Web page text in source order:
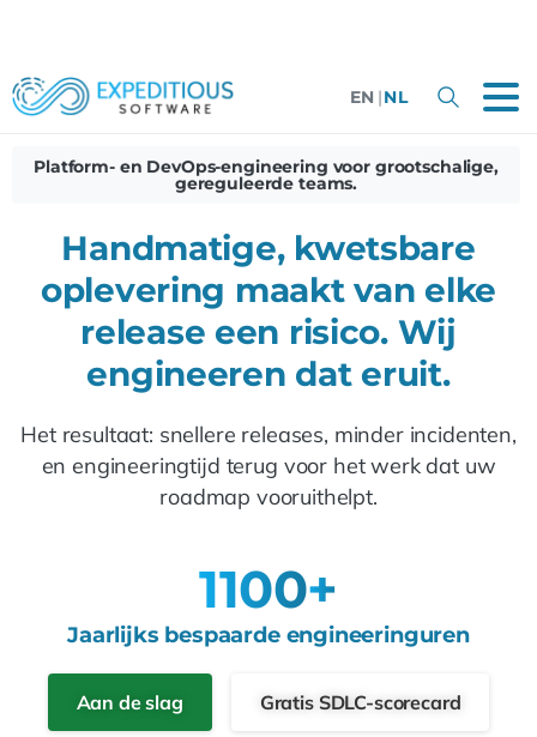
EN |NL
Platform- en DevOps-engineering voor grootschalige,
gereguleerde teams.
Handmatige, kwetsbare
oplevering maakt van elke
release een risico. Wij
engineeren dat eruit.
Het resultaat: snellere releases, minder incidenten,
en engineeringtijd terug voor het werk dat uw
roadmap vooruithelpt.
1100+
Jaarlijks bespaarde engineeringuren
Aan de slag Gratis SDLC-scorecard